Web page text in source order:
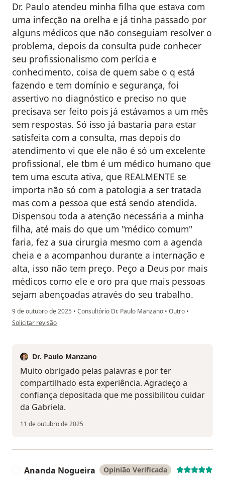
Dr. Paulo atendeu minha filha que estava com
uma infecção na orelha e já tinha passado por
alguns médicos que não conseguiam resolver o
problema, depois da consulta pude conhecer
seu profissionalismo com perícia e
conhecimento, coisa de quem sabe o q está
fazendo e tem domínio e segurança, foi
assertivo no diagnóstico e preciso no que
precisava ser feito pois já estávamos a um mês
sem respostas. Só isso já bastaria para estar
satisfeita com a consulta, mas depois do
atendimento vi que ele não é só um excelente
profissional, ele tbm é um médico humano que
tem uma escuta ativa, que REALMENTE se
importa não só com a patologia a ser tratada
mas com a pessoa que está sendo atendida.
Dispensou toda a atenção necessária a minha
filha, até mais do que um "médico comum"
faria, fez a sua cirurgia mesmo com a agenda
cheia e a acompanhou durante a internação e
alta, isso não tem preço. Peço a Deus por mais
médicos como ele e oro pra que mais pessoas
sejam abençoadas através do seu trabalho.
9 de outubro de 2025 • Consultório Dr. Paulo Manzano • Outro •
na opinião do utilizador Gabriela Vasconcelos
Solicitar revisão
Dr. Paulo Manzano
Muito obrigado pelas palavras e por ter
compartilhado esta experiência. Agradeço a
confiança depositada que me possibilitou cuidar
da Gabriela.
11 de outubro de 2025
Ananda Nogueira Opinião Verificada